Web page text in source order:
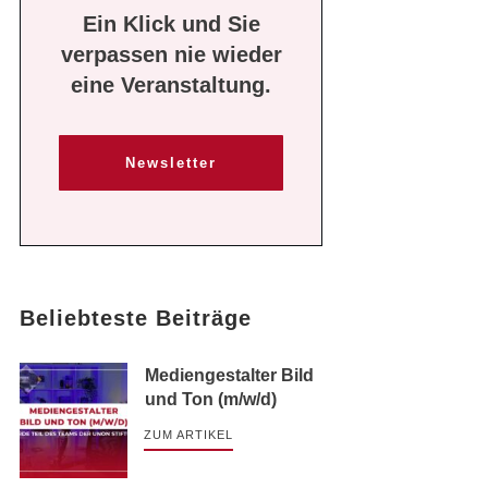
Ein Klick und Sie
verpassen nie wieder
eine Veranstaltung.
Newsletter
Beliebteste Beiträge
Mediengestalter Bild
und Ton (m/w/d)
ZUM ARTIKEL